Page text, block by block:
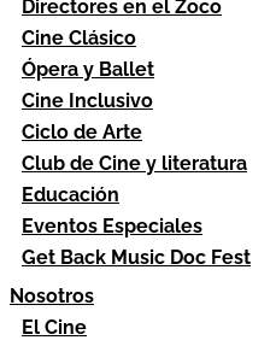
Directores en el Zoco
Cine Clásico
Ópera y Ballet
Cine Inclusivo
Ciclo de Arte
Club de Cine y literatura
Educación
Eventos Especiales
Get Back Music Doc Fest
Nosotros
El Cine